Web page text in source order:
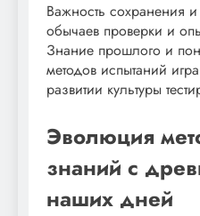
Важность сохранения
обычаев проверки и
Знание прошлого и
методов испытаний
развитии культуры
Эволюция
знаний с
наших дней